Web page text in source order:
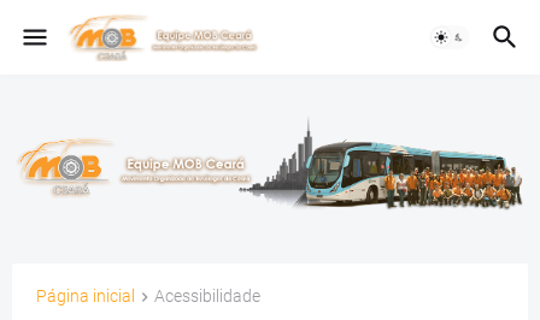
Página inicial Acessibilidade